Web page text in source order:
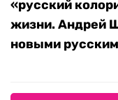
«русский
жизни. Андрей
новыми